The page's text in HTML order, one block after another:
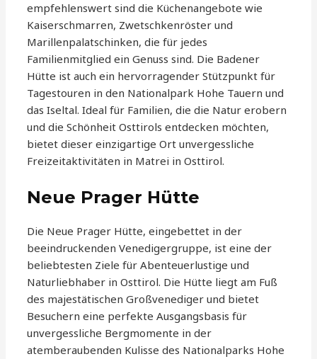
empfehlenswert sind die Küchenangebote wie
Kaiserschmarren, Zwetschkenröster und
Marillenpalatschinken, die für jedes
Familienmitglied ein Genuss sind. Die Badener
Hütte ist auch ein hervorragender Stützpunkt für
Tagestouren in den Nationalpark Hohe Tauern und
das Iseltal. Ideal für Familien, die die Natur erobern
und die Schönheit Osttirols entdecken möchten,
bietet dieser einzigartige Ort unvergessliche
Freizeitaktivitäten in Matrei in Osttirol.
Neue Prager Hütte
Die Neue Prager Hütte, eingebettet in der
beeindruckenden Venedigergruppe, ist eine der
beliebtesten Ziele für Abenteuerlustige und
Naturliebhaber in Osttirol. Die Hütte liegt am Fuß
des majestätischen Großvenediger und bietet
Besuchern eine perfekte Ausgangsbasis für
unvergessliche Bergmomente in der
atemberaubenden Kulisse des Nationalparks Hohe